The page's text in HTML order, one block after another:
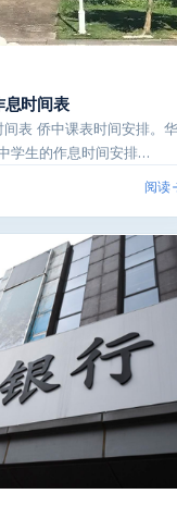
时间表
表 侨中课表时间安排。华
学生的作息时间安排…
阅读